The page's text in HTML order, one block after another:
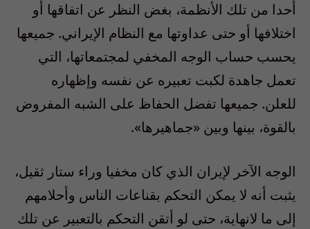
أحدا من تلك الأنظمة، بغض النظر عن اتفاقها أو
اختلافها أو حتى عداوتها مع النظام الإيراني. جميعها
يحسب حساب الوجه المخفي لمجتمعاتها، التي
تعمل جاهدة لكبت تعبيره عن نفسه وإظهاره
للعلن. جميعها تفضل الحفاظ على الشبه المفروض
بالقوة، بينها وبين «جماهيرها».
الوجه الآخر لإيران الذي كان مخفيا وراء ستار ثقيل،
يثبت أنه لا يمكن التحكم بقناعات الناس وأحلامهم
إلى ما لانهاية، حتى لو أتقن التحكم بالتعبير عن تلك